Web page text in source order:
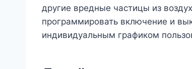
другие вредные частицы из
программировать включение и
индивидуальным графиком